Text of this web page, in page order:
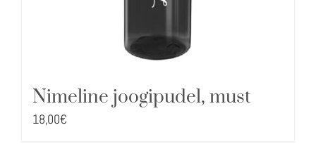
Nimeline joogipudel, must
18,00€